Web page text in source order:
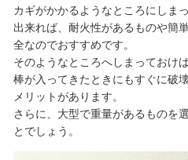
カギがかかるようなところにしま
出来れば、耐火性があるものや簡
全なのでおすすめです。
そのようなところへしまっておけ
棒が入ってきたときにもすぐに破
メリットがあります。
さらに、大型で重量があるものを
とでしょう。